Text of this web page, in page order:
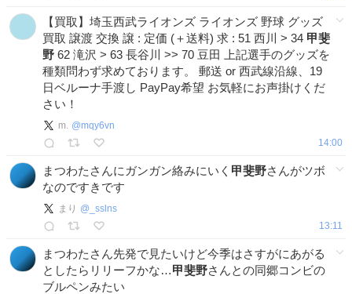
【買取】埼玉西武ライオンズ ライオンズ 野球 グッズ
買取 譲渡 交換 譲 : 定価 (＋送料) 求 : 51 西川 > 34 甲斐
野 62 滝沢 > 63 長谷川 >> 70 豆田 上記選手のグッズを
種類問わず求めております。 郵送 or 西武線沿線、19
日ベルーナ手渡し PayPay希望 お気軽にお声掛けくだ
さい！
m. @mqy6vn
14:00
まつわたさんにガンガン絡みにいく 甲斐野さんがツボ
なのですきです
まり @ _sslns
13:11
まつわたさん先発で見たいけど今季はさすがにあがる
としたらリリーフかな…甲斐野さんとの同郷コンビの
ブルペンみたい